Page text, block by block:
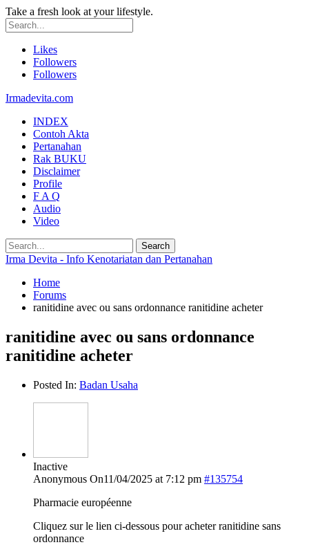
Take a fresh look at your lifestyle.
Likes
Followers
Followers
Irmadevita.com
INDEX
Contoh Akta
Pertanahan
Rak BUKU
Disclaimer
Profile
F A Q
Audio
Video
Irma Devita - Info Kenotariatan dan Pertanahan
Home
Forums
ranitidine avec ou sans ordonnance ranitidine acheter
ranitidine avec ou sans ordonnance
ranitidine acheter
Posted In: Badan Usaha
Inactive
Anonymous On11/04/2025 at 7:12 pm #135754
Pharmacie européenne
Cliquez sur le lien ci-dessous pour acheter ranitidine sans
ordonnance